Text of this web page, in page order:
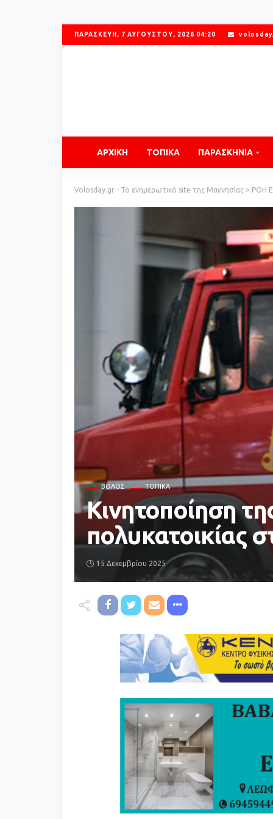
ΠΑΡΑΣΚΕΥΉ, 7 ΑΥΓΟΎΣΤΟΥ, 2026 04:20
ΑΡΧΙΚΗ ΤΟΠΙΚΑ ΠΑΡΑΣΚΗΝΙΑ
Volosday.gr - Το ενημερωτικό site της Μαγνησίας > ΡΟΗ
ΒΌΛΟΣ ΤΟΠΙΚΆ
Κινητοποίηση
πολυκατοικίας
15 Δεκεμβρίου 2025